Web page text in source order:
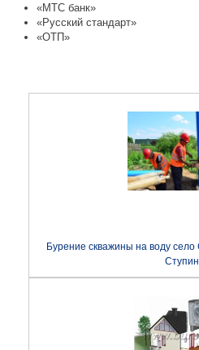
«МТС банк»
«Русский стандарт»
«ОТП»
Бурение скважины на воду село